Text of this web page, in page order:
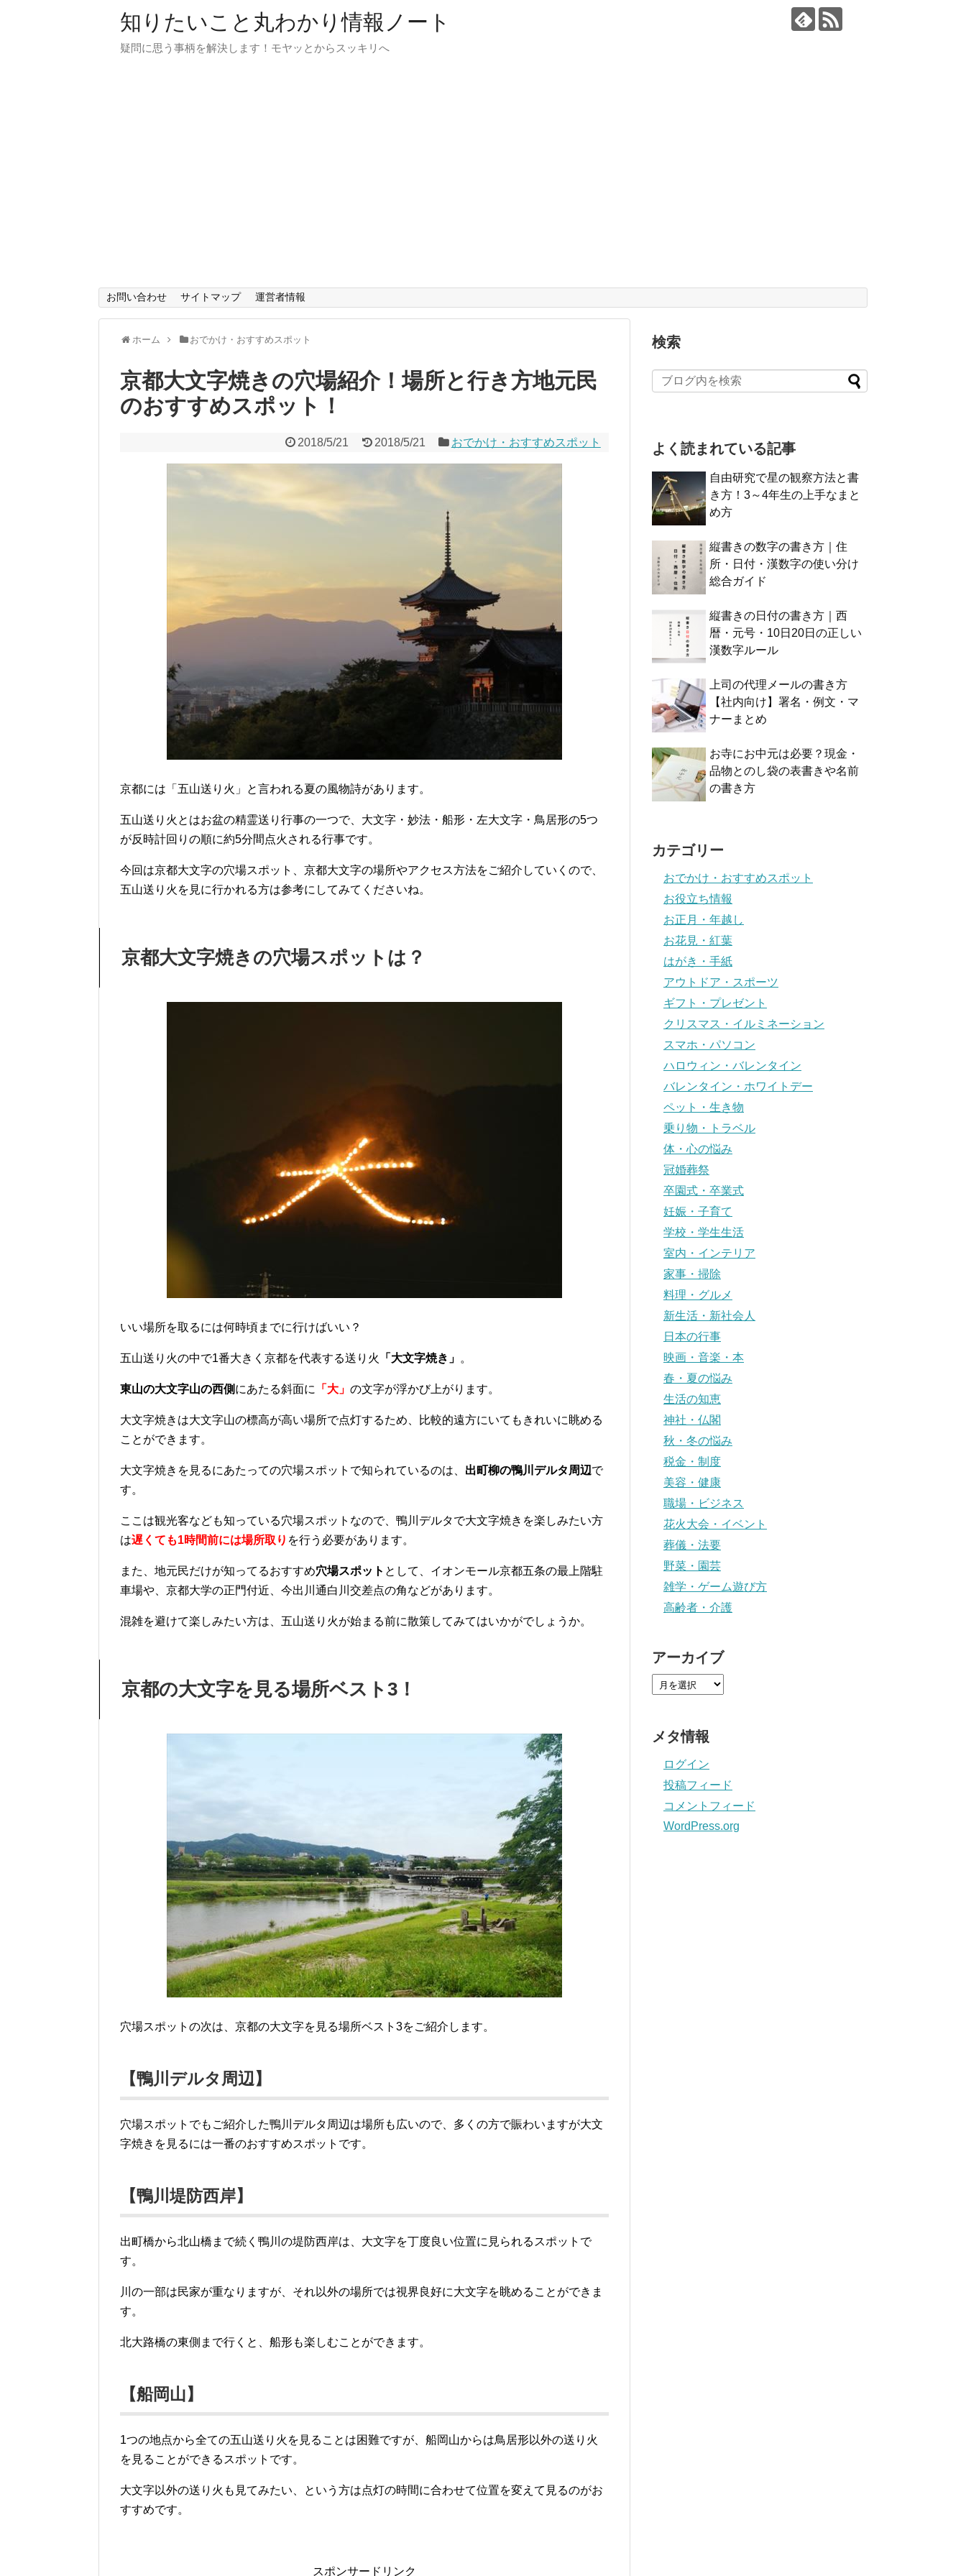
知りたいこと丸わかり情報ノート
疑問に思う事柄を解決します！モヤッとからスッキリへ
お問い合わせ サイトマップ 運営者情報
ホーム おでかけ・おすすめスポット
京都大文字焼きの穴場紹介！場所と行き方地元民
のおすすめスポット！
2018/5/21 2018/5/21 おでかけ・おすすめスポット
京都には「五山送り火」と言われる夏の風物詩があります。
五山送り火とはお盆の精霊送り行事の一つで、大文字・妙法・船形・左大文字・鳥居形の5つ
が反時計回りの順に約5分間点火される行事です。
今回は京都大文字の穴場スポット、京都大文字の場所やアクセス方法をご紹介していくので、
五山送り火を見に行かれる方は参考にしてみてくださいね。
京都大文字焼きの穴場スポットは？
いい場所を取るには何時頃までに行けばいい？
五山送り火の中で1番大きく京都を代表する送り火 「大文字焼き」 。
東山の大文字山の西側 にあたる斜面に 「大」 の文字が浮かび上がります。
大文字焼きは大文字山の標高が高い場所で点灯するため、比較的遠方にいてもきれいに眺める
ことができます。
大文字焼きを見るにあたっての穴場スポットで知られているのは、 出町柳の鴨川デルタ周辺で
す。
ここは観光客なども知っている穴場スポットなので、鴨川デルタで大文字焼きを楽しみたい方
は遅くても1時間前には場所取り を行う必要があります。
また、地元民だけが知ってるおすすめ穴場スポット として、 イオンモール京都五条の最上階駐
車場や、 京都大学の正門付近 今出川通白川交差点の角などがあります。
混雑を避けて楽しみたい方は、五山送り火が始まる前に散策してみてはいかがでしょうか。
京都の大文字を見る場所ベスト3！
穴場スポットの次は、京都の大文字を見る場所ベスト3をご紹介します。
【鴨川デルタ周辺】
穴場スポットでもご紹介した鴨川デルタ周辺は場所も広いので、多くの方で賑わいますが大文
字焼きを見るには一番のおすすめスポットです。
【鴨川堤防西岸】
出町橋から北山橋まで続く鴨川の堤防西岸は、大文字を丁度良い位置に見られるスポットで
す。
川の一部は民家が重なりますが、それ以外の場所では視界良好に大文字を眺めることができま
す。
北大路橋の東側まで行くと、船形も楽しむことができます。
【船岡山】
1つの地点から全ての五山送り火を見ることは困難ですが、船岡山からは鳥居形以外の送り火
を見ることができるスポットです。
大文字以外の送り火も見てみたい、という方は点灯の時間に合わせて位置を変えて見るのがお
すすめです。
スポンサードリンク
検索
よく読まれている記事
自由研究で星の観察方法と書
き方！3～4年生の上手なまと
め方
縦書きの数字の書き方｜住
所・日付・漢数字の使い分け
総合ガイド
縦書きの日付の書き方｜西
暦・元号・10日20日の正しい
漢数字ルール
上司の代理メールの書き方
【社内向け】署名・例文・マ
ナーまとめ
お寺にお中元は必要？現金・
品物とのし袋の表書きや名前
の書き方
カテゴリー
おでかけ・おすすめスポット
お役立ち情報
お正月・年越し
お花見・紅葉
はがき・手紙
アウトドア・スポーツ
ギフト・プレゼント
クリスマス・イルミネーション
スマホ・パソコン
ハロウィン・バレンタイン
バレンタイン・ホワイトデー
ペット・生き物
乗り物・トラベル
体・心の悩み
冠婚葬祭
卒園式・卒業式
妊娠・子育て
学校・学生生活
室内・インテリア
家事・掃除
料理・グルメ
新生活・新社会人
日本の行事
映画・音楽・本
春・夏の悩み
生活の知恵
神社・仏閣
秋・冬の悩み
税金・制度
美容・健康
職場・ビジネス
花火大会・イベント
葬儀・法要
野菜・園芸
雑学・ゲーム遊び方
高齢者・介護
アーカイブ
メタ情報
ログイン
投稿フィード
コメントフィード
WordPress.org